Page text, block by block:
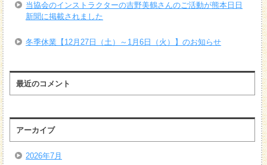
当協会のインストラクターの吉野美鶴さんのご活動が熊本日日
新聞に掲載されました
冬季休業【12月27日（土）～1月6日（火）】のお知らせ
最近のコメント
アーカイブ
2026年7月